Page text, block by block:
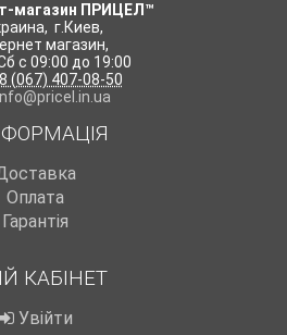
магазин ПРИЦЕЛ™
, г.Киев,
магазин,
с 09:00 до 19:00
(067) 407-08-50
Оплата
Гарантія
КАБІНЕТ
Увійти